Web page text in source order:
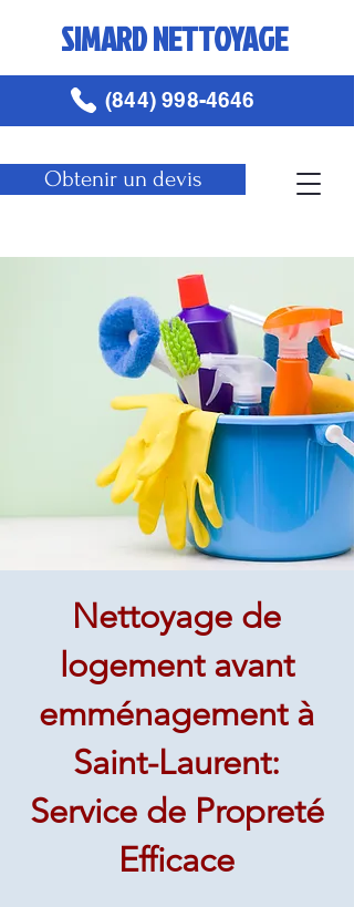
SIMARD NETTOYAGE
Obtenir un devis
(844) 998-4646
Nettoyage de
logement avant
emménagement à
Saint-Laurent:
Service de Propreté
Efficace